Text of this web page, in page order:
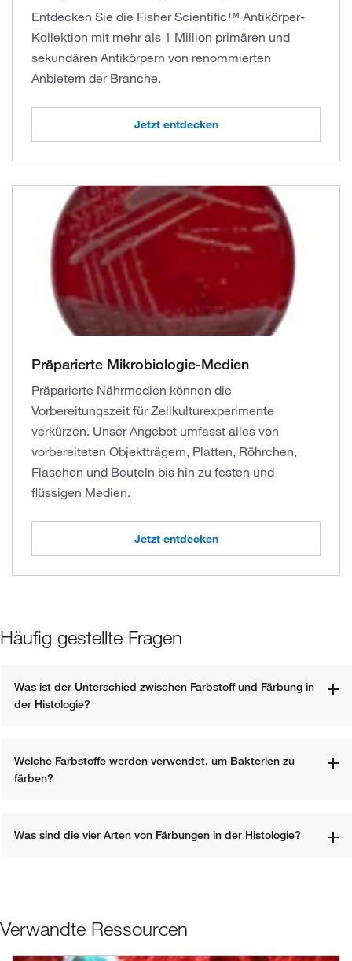
Entdecken Sie die Fisher Scientific™ Antikörper-
Kollektion mit mehr als 1 Million primären und
sekundären Antikörpern von renommierten
Anbietern der Branche.
Jetzt entdecken
Präparierte Mikrobiologie-Medien
Präparierte Nährmedien können die
Vorbereitungszeit für Zellkulturexperimente
verkürzen. Unser Angebot umfasst alles von
vorbereiteten Objektträgern, Platten, Röhrchen,
Flaschen und Beuteln bis hin zu festen und
flüssigen Medien.
Jetzt entdecken
Häufig gestellte Fragen
Was ist der Unterschied zwischen Farbstoff und Färbung in
der Histologie?
Welche Farbstoffe werden verwendet, um Bakterien zu
färben?
Was sind die vier Arten von Färbungen in der Histologie?
Verwandte Ressourcen